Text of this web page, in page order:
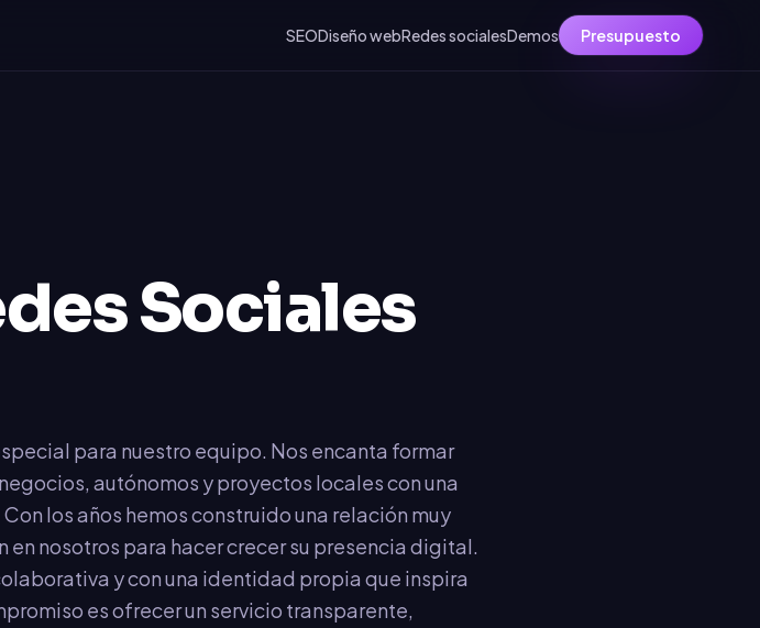
SEODiseño webRedes socialesDemos Presupuesto
Sociales
para nuestro equipo. Nos encanta formar
autónomos y proyectos locales con una
los años hemos construido una relación muy
nosotros para hacer crecer su presencia digital.
y con una identidad propia que inspira
es ofrecer un servicio transparente,